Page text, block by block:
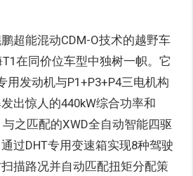
超能混动CDM-O技术的越野车
在同价位车型中独树一帜。它
用发动机与P1+P3+P4三电机构
出惊人的440kW综合功率和
之匹配的XWD全自动智能四驱
过DHT专用变速箱实现8种驾驶
描路况并自动匹配扭矩分配策